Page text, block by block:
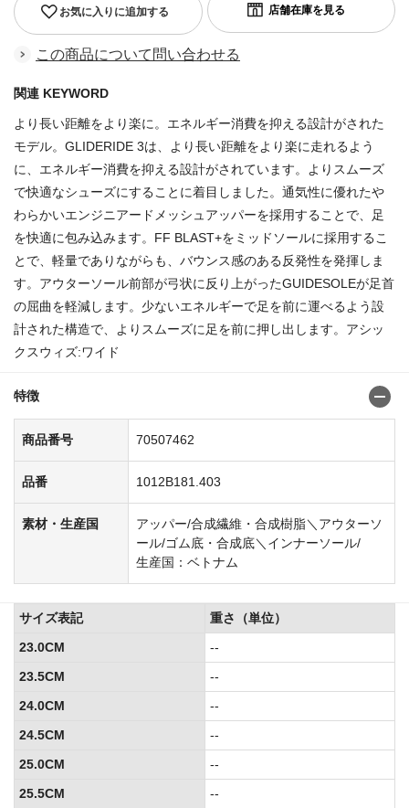
お気に入りに追加する
この商品について問い合わせる
関連 KEYWORD
より長い距離をより楽に。エネルギー消費を抑える設計がされた
モデル。GLIDERIDE 3は、より長い距離をより楽に走れるよう
に、エネルギー消費を抑える設計がされています。よりスムーズ
で快適なシューズにすることに着目しました。通気性に優れたや
わらかいエンジニアードメッシュアッパーを採用することで、足
を快適に包み込みます。FF BLAST+をミッドソールに採用するこ
とで、軽量でありながらも、バウンス感のある反発性を発揮しま
す。アウターソール前部が弓状に反り上がったGUIDESOLEが足首
の屈曲を軽減します。少ないエネルギーで足を前に運べるよう設
計された構造で、よりスムーズに足を前に押し出します。アシッ
クスウィズ:ワイド
特徴
商品番号 70507462
品番 1012B181.403
素材・生産国
アッパー/合成繊維・合成樹脂＼アウターソ
ール/ゴム底・合成底＼インナーソール/
生産国：ベトナム
サイズ表記
重さ（単位）
23.0CM
--
23.5CM
--
24.0CM
--
24.5CM
--
25.0CM
--
25.5CM
--